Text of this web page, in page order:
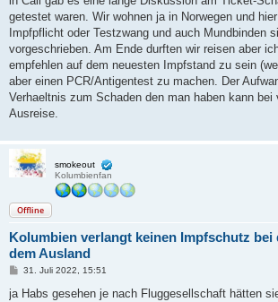
getestet waren. Wir wohnen ja in Norwegen und
Impfpflicht oder Testzwang und auch Mundbinden
vorgeschrieben. Am Ende durften wir reisen aber
empfehlen auf dem neuesten Impfstand zu sein
aber einen PCR/Antigentest zu machen. Der
Verhaeltnis zum Schaden den man haben kann bei
Ausreise.
smokeout
Kolumbienfan
Offline
Kolumbien verlangt keinen Impfschutz bei
dem Ausland
B31. Juli 2022, 15:51
ja Habs gesehen je nach Fluggesellschaft hätten